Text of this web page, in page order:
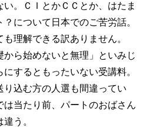
。ＣＩとかＣＣとか、はたま
について日本でのご苦労話。
理解できる訳ありません。
から始めないと無理」といみじ
するともったいない受講料。
込む方の人選も間違ってい
は当たり前、パートのおばさん
う。